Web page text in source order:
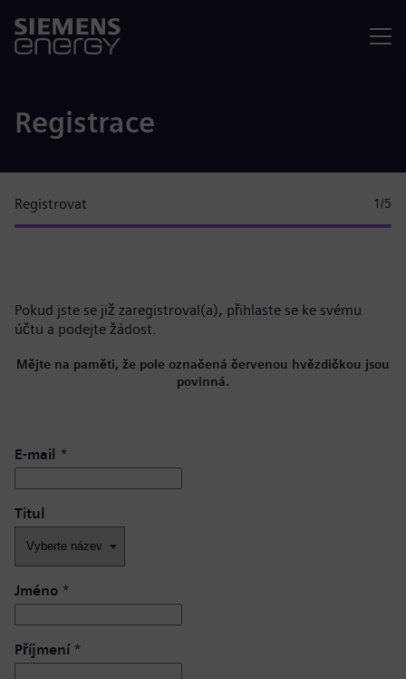
Registrace
Registrovat 1 /5
Pokud jste se již zaregistroval(a), přihlaste se ke svému
účtu a podejte žádost.
Mějte na paměti, že pole označená červenou hvězdičkou jsou
povinná.
E-mail *
Titul
Jméno *
Příjmení*